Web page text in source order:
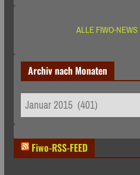
ALLE FIWO-
Archiv nach Monaten
Archiv
nach
Fiwo-RSS-FEED